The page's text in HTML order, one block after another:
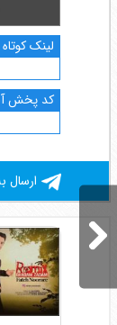
لینک
کد پخش
ارسال